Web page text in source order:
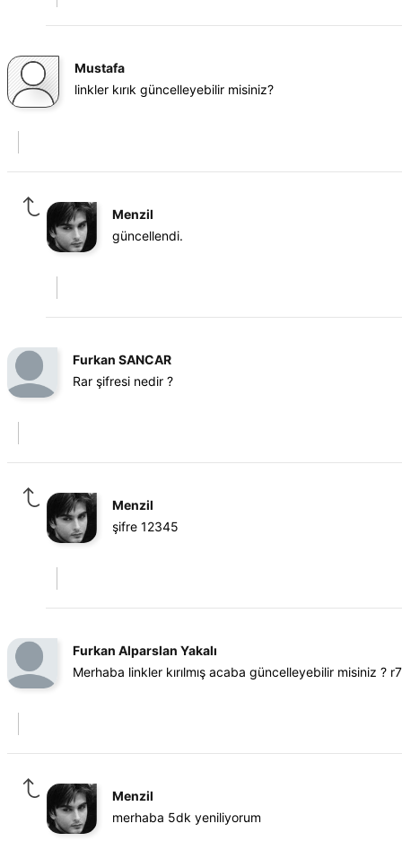
Mustafa
linkler kırık güncelleyebilir misiniz?
Menzil
güncellendi.
Furkan SANCAR
Rar şifresi nedir ?
Menzil
şifre 12345
Furkan Alparslan Yakalı
Merhaba linkler kırılmış acaba güncelleyebilir misiniz ?
Menzil
merhaba 5dk yeniliyorum